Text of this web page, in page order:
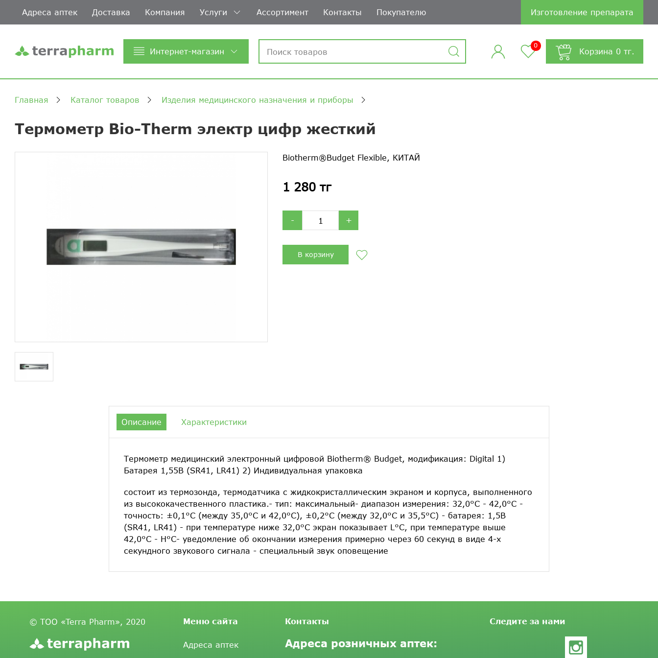
Адреса аптек Доставка Компания Услуги Ассортимент Контакты Покупателю Изготовление препарата
Интернет-магазин
0
Корзина 0 тг.
Главная Каталог товаров Изделия медицинского назначения и приборы
Термометр Bio-Therm электр цифр жесткий
Biotherm®Budget Flexible, КИТАЙ
1 280 тг
- +
В корзину
Описание Характеристики
Термометр медицинский электронный цифровой Biotherm® Budget, модификация: Digital 1)
Батарея 1,55В (SR41, LR41) 2) Индивидуальная упаковка
состоит из термозонда, термодатчика с жидкокристаллическим экраном и корпуса, выполненного
из высококачественного пластика.- тип: максимальный- диапазон измерения: 32,0°С - 42,0°С -
точность: ±0,1°С (между 35,0°С и 42,0°С), ±0,2°С (между 32,0°С и 35,5°С) - батарея: 1,5В
(SR41, LR41) - при температуре ниже 32,0°С экран показывает L°С, при температуре выше
42,0°С - Н°С- уведомление об окончании измерения примерно через 60 секунд в виде 4-х
секундного звукового сигнала - специальный звук оповещение
© ТОО «Terra Pharm», 2020 Меню сайта
Адреса аптек
Контакты
Адреса розничных аптек:
Следите за нами